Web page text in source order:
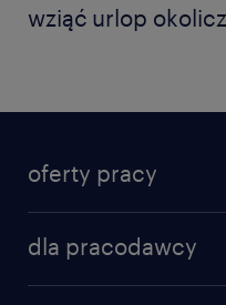
wziąć urlop
oferty pracy
dla pracodawcy